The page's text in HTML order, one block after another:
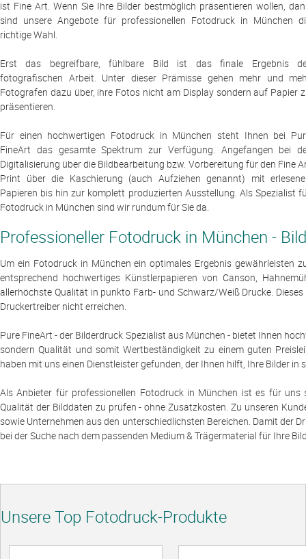
ist Fine Art. Wenn Sie Ihre Bilder bestmöglich präsentieren wollen,
sind unsere Angebote für professionellen Fotodruck in München
richtige Wahl.
Erst das begreifbare, fühlbare Bild ist das finale Ergebnis
fotografischen Arbeit. Unter dieser Prämisse gehen mehr und
Fotografen dazu über, ihre Fotos nicht am Display sondern auf Papier
präsentieren.
Für einen hochwertigen Fotodruck in München steht Ihnen bei
FineArt das gesamte Spektrum zur Verfügung. Angefangen bei
Digitalisierung über die Bildbearbeitung bzw. Vorbereitung für den Fine
Print über die Kaschierung (auch Aufziehen genannt) mit
Papieren bis hin zur komplett produzierten Ausstellung. Als Spezialist
Fotodruck in München sind wir rundum für Sie da.
Professioneller Fotodruck in München -
Um ein Fotodruck in München ein optimales Ergebnis gewährleisten
entsprechend hochwertiges Künstlerpapieren von Canson,
allerhöchste Qualität in punkto Farb- und Schwarz/Weiß Drucke.
Druckertreiber nicht erreichen.
Pure FineArt - der Bilderdruck Spezialist aus München - bietet Ihnen
sondern Qualität und somit Wertbeständigkeit zu einem guten
haben mit uns einen Dienstleister gefunden, der Ihnen hilft, Ihre Bilder
Als Anbieter für professionellen Fotodruck in München ist es für
Qualität der Bilddaten zu prüfen - ohne Zusatzkosten. Zu unseren
sowie Unternehmen aus den unterschiedlichsten Bereichen. Damit der
bei der Suche nach dem passenden Medium & Trägermaterial für Ihre
Unsere Top Fotodruck-Produkte